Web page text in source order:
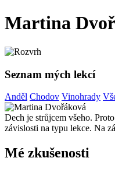
Martina
Seznam mých lekcí
Anděl Chodov Vinohrady
Dech je strůjcem všeho.
závislosti na typu lekce. Na
Mé zkušenosti